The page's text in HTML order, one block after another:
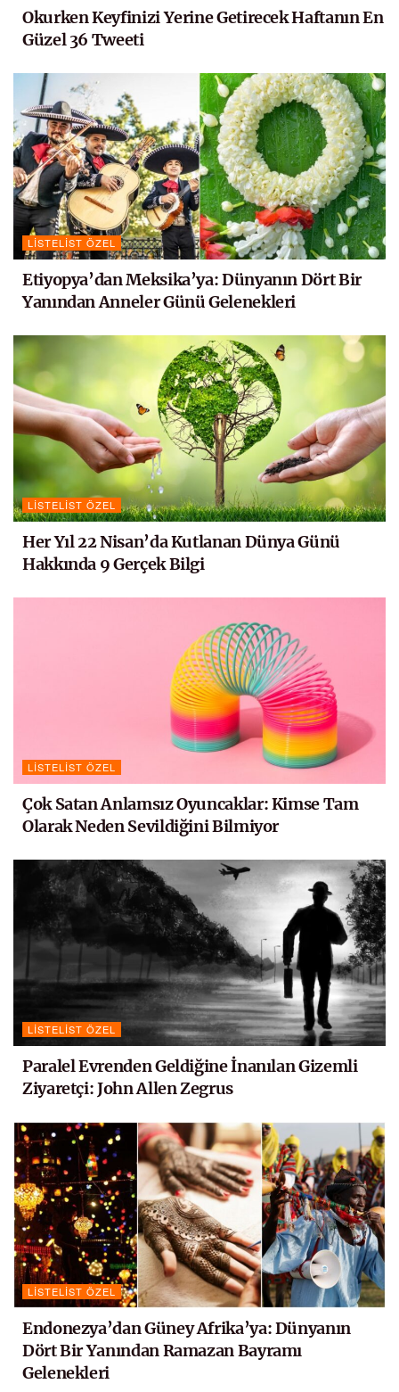
Okurken Keyfinizi Yerine Getirecek Haftanın En
Güzel 36 Tweeti
LISTELIST ÖZEL
Etiyopya’dan Meksika’ya: Dünyanın Dört Bir
Yanından Anneler Günü Gelenekleri
LISTELIST ÖZEL
Her Yıl 22 Nisan’da Kutlanan Dünya Günü
Hakkında 9 Gerçek Bilgi
LISTELIST ÖZEL
Çok Satan Anlamsız Oyuncaklar: Kimse Tam
Olarak Neden Sevildiğini Bilmiyor
LISTELIST ÖZEL
Paralel Evrenden Geldiğine İnanılan Gizemli
Ziyaretçi: John Allen Zegrus
LISTELIST ÖZEL
Endonezya’dan Güney Afrika’ya: Dünyanın
Dört Bir Yanından Ramazan Bayramı
Gelenekleri